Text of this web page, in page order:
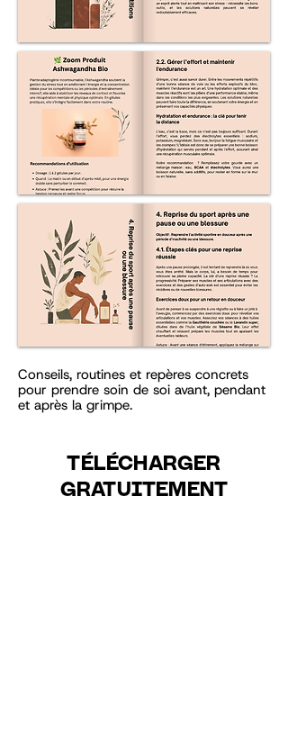
Conseils, routines et repères concrets
pour prendre soin de soi avant, pendant
et après la grimpe.
TÉLÉCHARGER
GRATUITEMENT